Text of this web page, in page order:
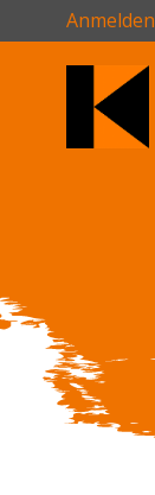
Inhalt
springen
Anmelden